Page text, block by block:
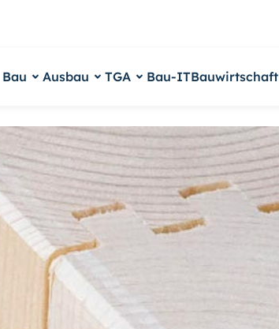
Bau Ausbau TGA Bau-ITBauwirtschaft